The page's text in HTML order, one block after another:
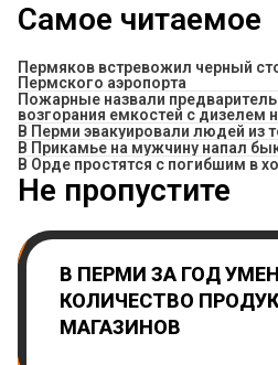
Самое читаемое
Пермяков встревожил черный
Пермского аэропорта
Пожарные назвали
возгорания емкостей с дизелем
В Перми эвакуировали людей из
​В Прикамье на мужчину напал
В Орде простятся с погибшим в
Не пропустите
В ПЕРМИ ЗА ГОД
КОЛИЧЕСТВО
МАГАЗИНОВ